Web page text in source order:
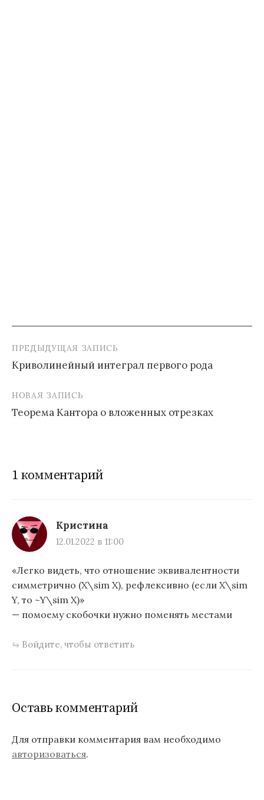
Навигация
по
записям
ПРЕДЫДУЩАЯ ЗАПИСЬ
Криволинейный интеграл первого рода
НОВАЯ ЗАПИСЬ
Теорема Кантора о вложенных отрезках
1 комментарий
Кристина
12.01.2022 в 11:00
«Легко видеть, что отношение эквивалентности
симметрично (X\sim X), рефлексивно (если X\sim
Y, то ~Y\sim X)»
— помоему скобочки нужно поменять местами
Войдите, чтобы ответить
Оставь комментарий
Для отправки комментария вам необходимо
авторизоваться.